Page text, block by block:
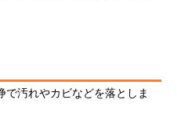
汚れやカビなどを落としま